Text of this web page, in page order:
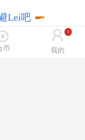
Lei吧
币 我的
1